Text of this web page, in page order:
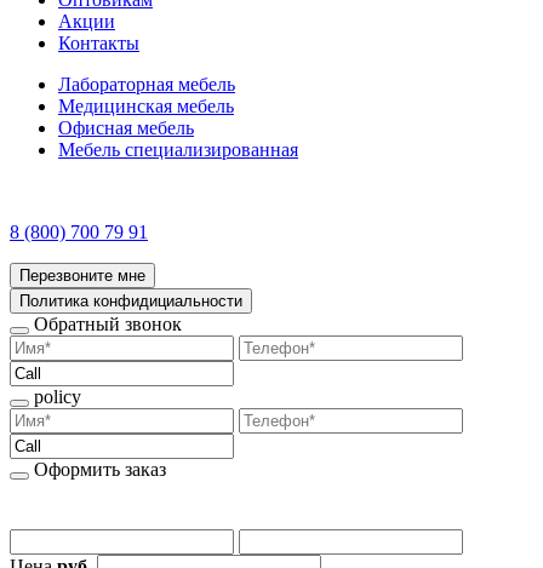
Акции
Контакты
Лабораторная мебель
Медицинская мебель
Офисная мебель
Мебель специализированная
8 (800) 700 79 91
Перезвоните мне
Политика конфидициальности
Обратный звонок
policy
Оформить заказ